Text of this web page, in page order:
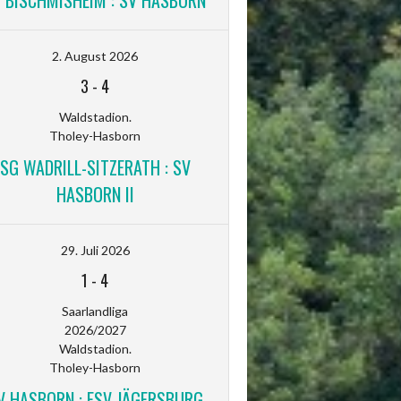
2. August 2026
3 - 4
Waldstadion.
Tholey-Hasborn
SG WADRILL-SITZERATH : SV
HASBORN II
29. Juli 2026
1 - 4
Saarlandliga
2026/2027
Waldstadion.
Tholey-Hasborn